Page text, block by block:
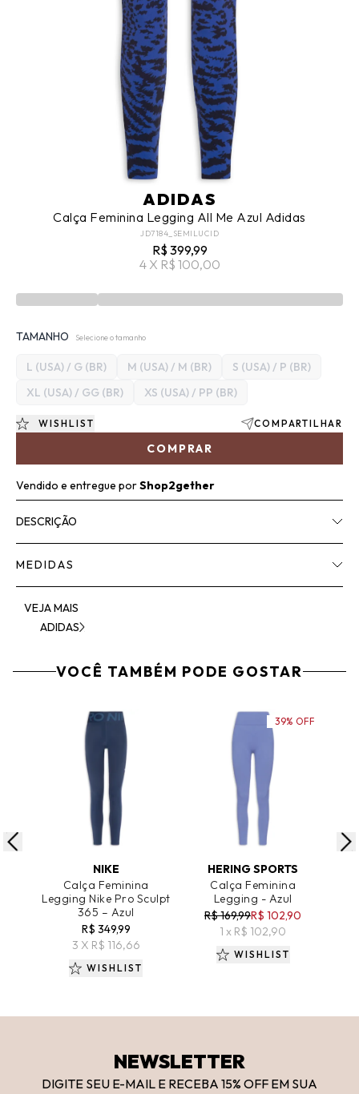
ADIDAS
Calça Feminina Legging All Me Azul Adidas
JD7184_SEMILUCID
R$ 399,99
4 X R$ 100,00
TAMANHO Selecione o tamanho
L (USA) / G (BR) M (USA) / M (BR)
S (USA) / P (BR)
XL (USA) / GG (BR)
XS (USA) / PP (BR)
COMPRAR
WISHLIST COMPARTILHAR
Vendido e entregue porShop2gether
DESCRIÇÃO
MEDIDAS
VEJA MAIS
ADIDAS
VOCÊ TAMBÉM PODE GOSTAR
ADICIONAR AO CARRINHO
NIKE
Calça Feminina
Legging Nike Pro Sculpt
365 – Azul
R$ 349,99
3 X R$ 116,66
WISHLIST
ADICIONAR AO CARRINHO
HERING SPORTS
Calça Feminina
Legging - Azul
R$ 169,99R$ 102,90
1 x R$ 102,90
39% OFF
WISHLIST
NEWSLETTER
DIGITE SEU E-MAIL E RECEBA 15% OFF EM SUA